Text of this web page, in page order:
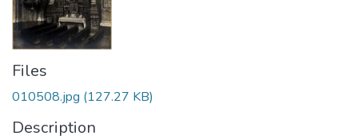
Files
010508.jpg (127.27 KB)
Description